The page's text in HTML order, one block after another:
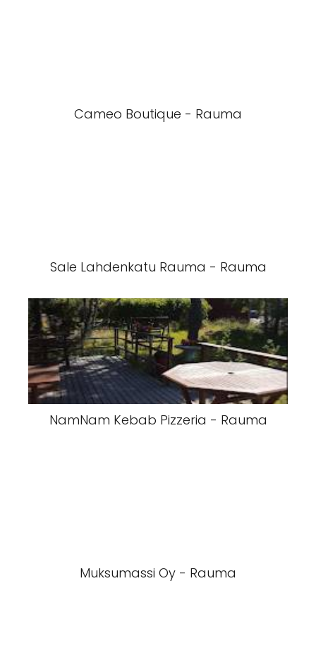
Cameo Boutique - Rauma
Sale Lahdenkatu Rauma - Rauma
NamNam Kebab Pizzeria - Rauma
Muksumassi Oy - Rauma